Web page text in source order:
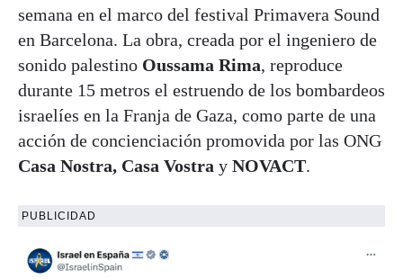
semana en el marco del festival Primavera Sound
en Barcelona. La obra, creada por el ingeniero de
sonido palestino Oussama Rima, reproduce
durante 15 metros el estruendo de los bombardeos
israelíes en la Franja de Gaza, como parte de una
acción de concienciación promovida por las ONG
Casa Nostra, Casa Vostra y NOVACT.
PUBLICIDAD